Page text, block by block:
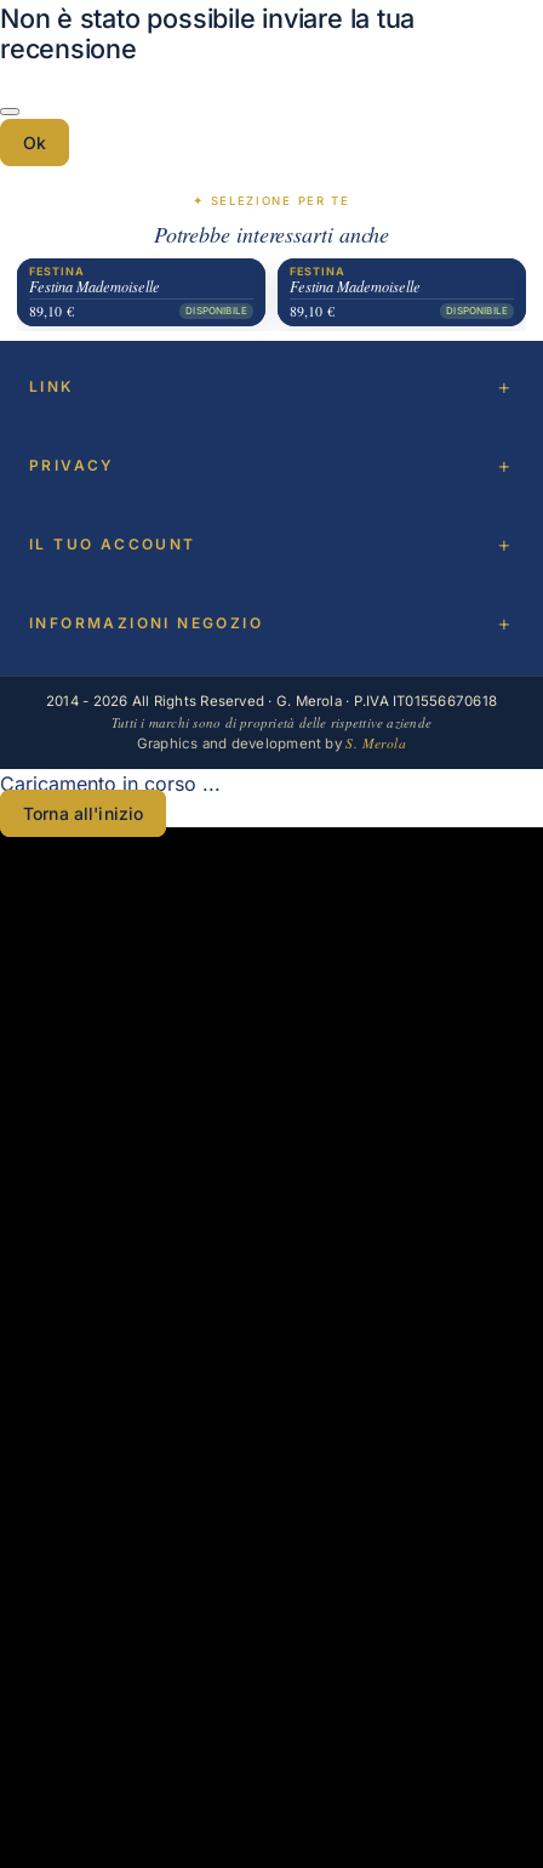
Non è stato possibile inviare la tua
recensione
Ok
✦ SELEZIONE PER TE
Potrebbe interessarti anche
FESTINA
Festina Mademoiselle
89,10 €
DISPONIBILE
FESTINA
Festina Mademoiselle
89,10 €
DISPONIBILE
LINK
PRIVACY
IL TUO ACCOUNT
INFORMAZIONI NEGOZIO
2014 - 2026 All Rights Reserved · G. Merola · P.IVA IT01556670618
Tutti i marchi sono di proprietà delle rispettive aziende
Graphics and development byS. Merola
Caricamento in corso ...
Torna all'inizio